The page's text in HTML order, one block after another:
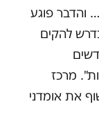
והדבר פוגע
להקים
ש"יעודכן כל 3-6 חודשים
מרכז
את אומדני